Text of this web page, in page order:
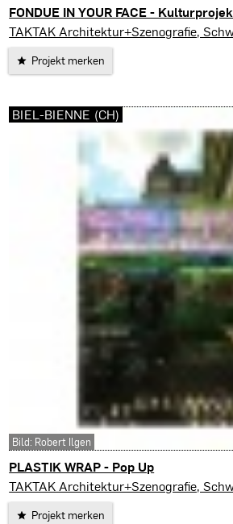
FONDUE IN YOUR FACE -
Riga (LV)
TAKTAK Architektur+Szenografie,
Projekt merken
PLASTIK WRAP - Pop Up
Biel-Bienne (CH)
TAKTAK Architektur+Szenografie,
Projekt merken
BIEL-BIENNE (CH)
Bild: Robert Ilgen